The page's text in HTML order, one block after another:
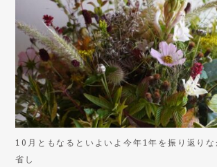
10月ともなるといよいよ今年1年を振り返りな
省し